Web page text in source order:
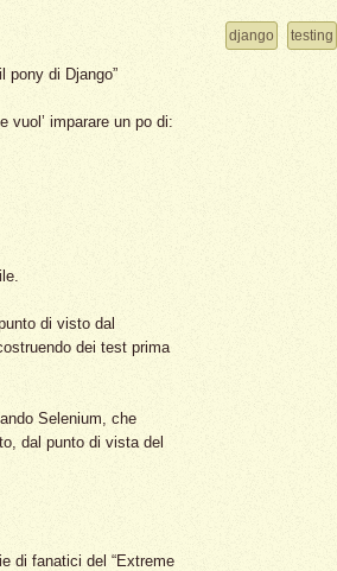
pony di Django”
vuol’ imparare un po di:
di visto dal
dei test prima
Selenium, che
dal punto di vista del
di fanatici del “Extreme
django testing